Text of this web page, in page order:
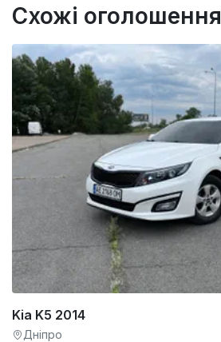
Схожі оголошення
Kia K5 2014
Дніпро